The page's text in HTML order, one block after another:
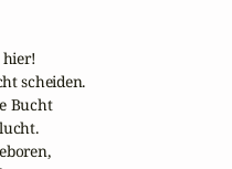
scheiden.
Bucht